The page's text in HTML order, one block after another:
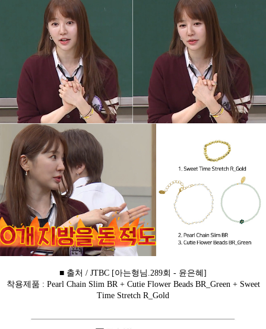
■ 출처 / JTBC [아는형님.289회 - 윤은혜]
착용제품 : Pearl Chain Slim BR + Cutie Flower Beads BR_Green + Sweet
Time Stretch R_Gold